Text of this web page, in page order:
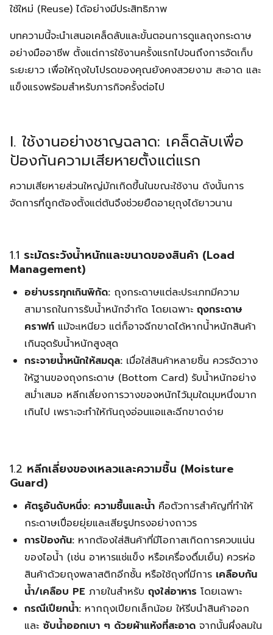
ใช้ใหม่ (Reuse) ได้อย่างมีประสิทธิภาพ
บทความนี้จะนำเสนอเคล็ดลับและขั้นตอนการดูแลถุงกระดาษ
อย่างมืออาชีพ ตั้งแต่การใช้งานครั้งแรกไปจนถึงการจัดเก็บ
ระยะยาว เพื่อให้ถุงใบโปรดของคุณยังคงสวยงาม สะอาด และ
แข็งแรงพร้อมสำหรับภารกิจครั้งต่อไป
I. ใช้งานอย่างชาญฉลาด: เคล็ดลับเพื่อ
ป้องกันความเสียหายตั้งแต่แรก
ความเสียหายส่วนใหญ่มักเกิดขึ้นในขณะใช้งาน ดังนั้นการ
จัดการที่ถูกต้องตั้งแต่ต้นจึงช่วยยืดอายุถุงได้ยาวนาน
1.1 ระมัดระวังน้ำหนักและขนาดของสินค้า (Load
Management)
อย่าบรรทุกเกินพิกัด: ถุงกระดาษแต่ละประเภทมีความ
สามารถในการรับน้ำหนักจำกัด โดยเฉพาะ ถุงกระดาษ
คราฟท์ แม้จะเหนียว แต่ก็อาจฉีกขาดได้หากน้ำหนักสินค้า
เกินจุดรับน้ำหนักสูงสุด
กระจายน้ำหนักให้สมดุล: เมื่อใส่สินค้าหลายชิ้น ควรจัดวาง
ให้ฐานของถุงกระดาษ (Bottom Card) รับน้ำหนักอย่าง
สม่ำเสมอ หลีกเลี่ยงการวางของหนักไว้มุมใดมุมหนึ่งมาก
เกินไป เพราะจะทำให้ก้นถุงอ่อนแอและฉีกขาดง่าย
1.2 หลีกเลี่ยงของเหลวและความชื้น (Moisture
Guard)
ศัตรูอันดับหนึ่ง: ความชื้นและน้ำ คือตัวการสำคัญที่ทำให้
กระดาษเปื่อยยุ่ยและเสียรูปทรงอย่างถาวร
การป้องกัน: หากต้องใส่สินค้าที่มีโอกาสเกิดการควบแน่น
ของไอน้ำ (เช่น อาหารแช่แข็ง หรือเครื่องดื่มเย็น) ควรห่อ
สินค้าด้วยถุงพลาสติกอีกชั้น หรือใช้ถุงที่มีการ เคลือบกัน
น้ำ/เคลือบ PE ภายในสำหรับ ถุงใส่อาหาร โดยเฉพาะ
กรณีเปียกน้ำ: หากถุงเปียกเล็กน้อย ให้รีบนำสินค้าออก
และ ซับน้ำออกเบา ๆ ด้วยผ้าแห้งที่สะอาด จากนั้นผึ่งลมใน